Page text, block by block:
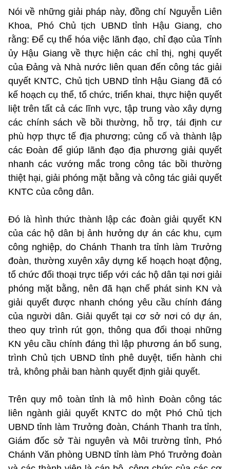
Nói về những giải pháp này, đồng chí Nguyễn Liên
Khoa, Phó Chủ tịch UBND tỉnh Hậu Giang, cho
rằng: Để cụ thể hóa việc lãnh đạo, chỉ đạo của Tỉnh
ủy Hậu Giang về thực hiện các chỉ thị, nghị quyết
của Đảng và Nhà nước liên quan đến công tác giải
quyết KNTC, Chủ tịch UBND tỉnh Hậu Giang đã có
kế hoạch cụ thể, tổ chức, triển khai, thực hiện quyết
liệt trên tất cả các lĩnh vực, tập trung vào xây dựng
các chính sách về bồi thường, hỗ trợ, tái định cư
phù hợp thực tế địa phương; củng cố và thành lập
các Đoàn để giúp lãnh đạo địa phương giải quyết
nhanh các vướng mắc trong công tác bồi thường
thiệt hại, giải phóng mặt bằng và công tác giải quyết
KNTC của công dân.
Đó là hình thức thành lập các đoàn giải quyết KN
của các hộ dân bị ảnh hưởng dự án các khu, cụm
công nghiệp, do Chánh Thanh tra tỉnh làm Trưởng
đoàn, thường xuyên xây dựng kế hoạch hoạt động,
tổ chức đối thoại trực tiếp với các hộ dân tại nơi giải
phóng mặt bằng, nên đã hạn chế phát sinh KN và
giải quyết được nhanh chóng yêu cầu chính đáng
của người dân. Giải quyết tại cơ sở nơi có dự án,
theo quy trình rút gọn, thông qua đối thoại những
KN yêu cầu chính đáng thì lập phương án bổ sung,
trình Chủ tịch UBND tỉnh phê duyệt, tiến hành chi
trả, không phải ban hành quyết định giải quyết.
Trên quy mô toàn tỉnh là mô hình Đoàn công tác
liên ngành giải quyết KNTC do một Phó Chủ tịch
UBND tỉnh làm Trưởng đoàn, Chánh Thanh tra tỉnh,
Giám đốc sở Tài nguyên và Môi trường tỉnh, Phó
Chánh Văn phòng UBND tỉnh làm Phó Trưởng đoàn